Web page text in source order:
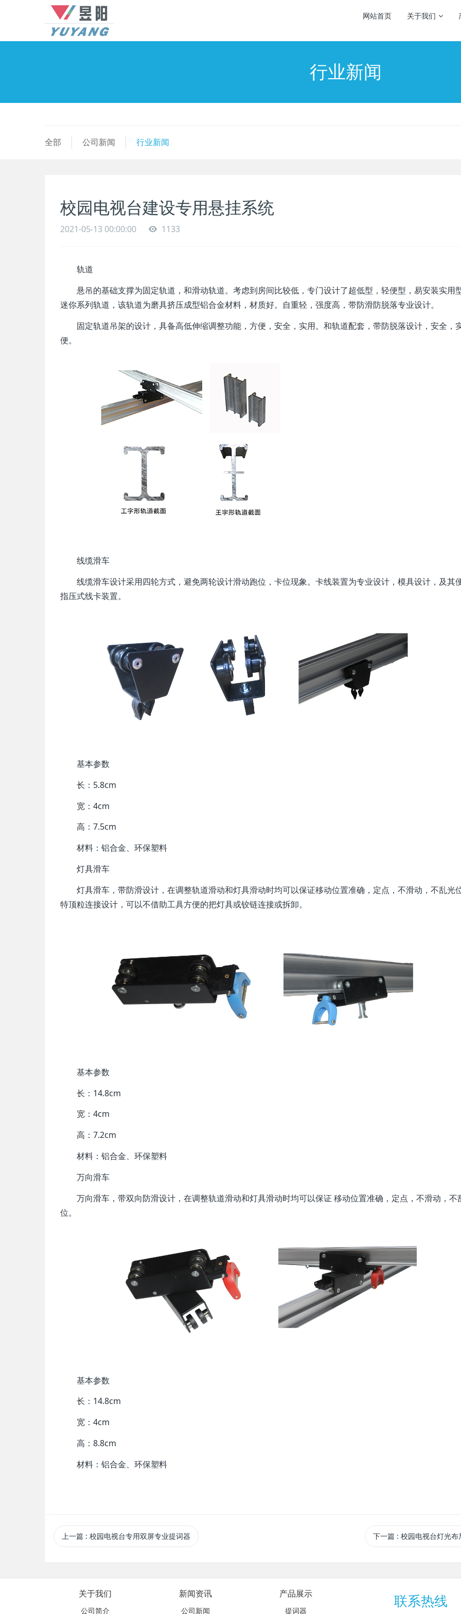
网站首页 关于我们
行业新闻
全部 公司新闻 行业新闻
校园电视台建设专用悬挂系统
2021-05-13 00:00:00 1133
轨道
悬吊的基础支撑为固定轨道，和滑动轨道。考虑到房间比较低，专门设计了超低型，轻便型，易安装实用
迷你系列轨道，该轨道为磨具挤压成型铝合金材料，材质好。自重轻，强度高，带防滑防脱落专业设计。
固定轨道吊架的设计，具备高低伸缩调整功能，方便，安全，实用。和轨道配套，带防脱落设计，安全，
便。
线缆滑车
线缆滑车设计采用四轮方式，避免两轮设计滑动跑位，卡位现象。卡线装置为专业设计，模具设计，及其
指压式线卡装置。
基本参数
长：5.8cm
宽：4cm
高：7.5cm
材料：铝合金、环保塑料
灯具滑车
灯具滑车，带防滑设计，在调整轨道滑动和灯具滑动时均可以保证移动位置准确，定点，不滑动，不乱光
特顶粒连接设计，可以不借助工具方便的把灯具或铰链连接或拆卸。
基本参数
长：14.8cm
宽：4cm
高：7.2cm
材料：铝合金、环保塑料
万向滑车
万向滑车，带双向防滑设计，在调整轨道滑动和灯具滑动时均可以保证 移动位置准确，定点，不滑动，不
位。
基本参数
长：14.8cm
宽：4cm
高：8.8cm
材料：铝合金、环保塑料
上一篇 : 校园电视台专用双屏专业提词器 下一篇 : 校园电视台灯光布
关于我们
公司简介
新闻资讯
公司新闻
产品展示
提词器
联系热线